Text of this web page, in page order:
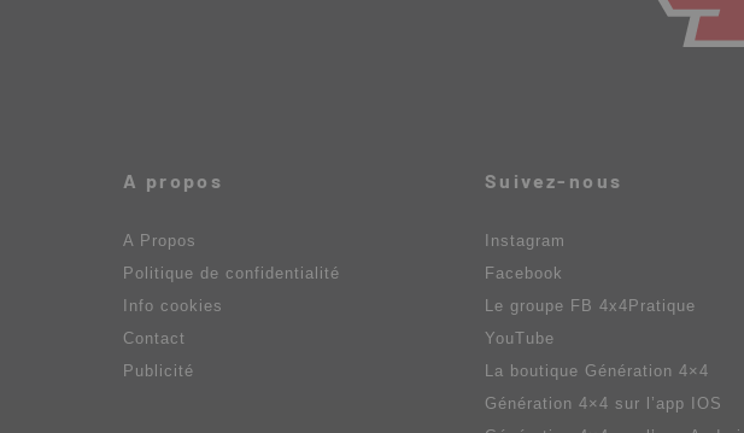
A propos
A Propos
Politique de confidentialité
Info cookies
Contact
Publicité
Suivez-nous
Instagram
Facebook
Le groupe FB 4x4Pratique
YouTube
La boutique Génération 4×4
Génération 4×4 sur l’app IOS